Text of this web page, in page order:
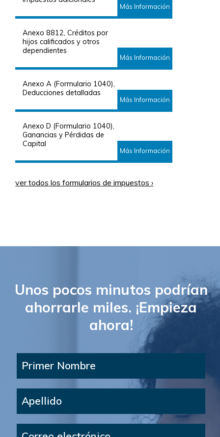
Más Información
Anexo 8812, Créditos por
hijos calificados y otros
dependientes
Más Información
Anexo A (Formulario 1040),
Deducciones detalladas
Más Información
Anexo D (Formulario 1040),
Ganancias y Pérdidas de
Capital
Más Información
ver todos los formularios de impuestos ›
Unos pocos minutos podrían
ahorrarle miles. ¡Empieza
ahora!
Primer Nombre
Apellido